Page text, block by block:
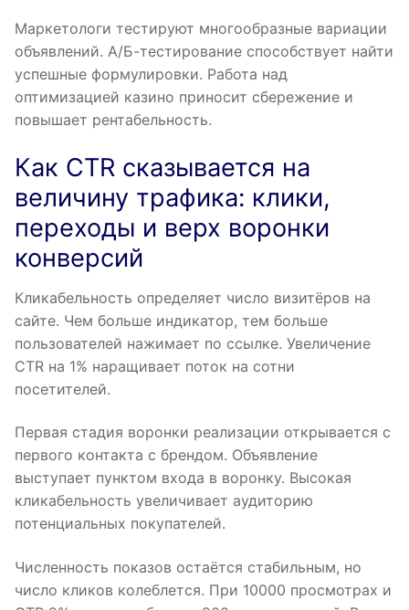
Маркетологи тестируют многообразные вариации
объявлений. А/Б-тестирование способствует найти
успешные формулировки. Работа над
оптимизацией казино приносит сбережение и
повышает рентабельность.
Как CTR сказывается на
величину трафика: клики,
переходы и верх воронки
конверсий
Кликабельность определяет число визитёров на
сайте. Чем больше индикатор, тем больше
пользователей нажимает по ссылке. Увеличение
CTR на 1% наращивает поток на сотни
посетителей.
Первая стадия воронки реализации открывается с
первого контакта с брендом. Объявление
выступает пунктом входа в воронку. Высокая
кликабельность увеличивает аудиторию
потенциальных покупателей.
Численность показов остаётся стабильным, но
число кликов колеблется. При 10000 просмотрах и